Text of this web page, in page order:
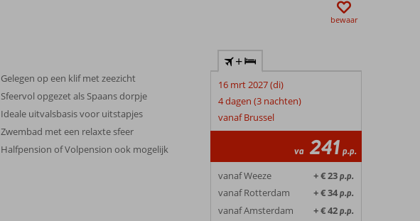
bewaar
Gelegen op een klif met zeezicht
Sfeervol opgezet als Spaans dorpje
Ideale uitvalsbasis voor uitstapjes
Zwembad met een relaxte sfeer
Halfpension of Volpension ook mogelijk
+
16 mrt 2027 (di)
4 dagen (3 nachten)
vanaf Brussel
va 241 p.p.
vanaf Weeze + € 23p.p.
vanaf Rotterdam + € 34p.p.
vanaf Amsterdam + € 42p.p.